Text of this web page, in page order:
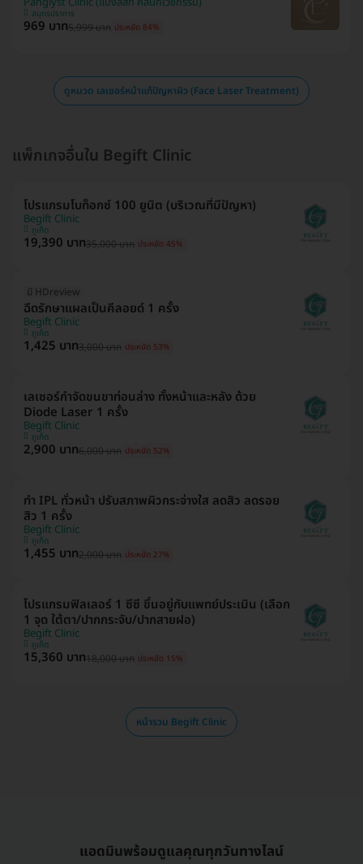
สมุทรปราการ
969 บาท5,999 บาท ประหยัด 84%
ดูหมวด เลเซอร์หน้าแก้ปัญหาผิว (Face Laser Treatment)
แพ็กเกจอื่นใน Begift Clinic
โปรแกรมโบท็อกซ์ 100 ยูนิต (บริเวณที่มีปัญหา)
Begift Clinic
ภูเก็ต
19,390 บาท35,000 บาท ประหยัด 45%
มี HDreview
ฉีดรักษาแผลเป็นคีลอยด์ 1 ครั้ง
Begift Clinic
ภูเก็ต
1,425 บาท3,000 บาท ประหยัด 53%
เลเซอร์กำจัดขนขาท่อนล่าง ทั้งหน้าและหลัง ด้วย
Diode Laser 1 ครั้ง
Begift Clinic
ภูเก็ต
2,900 บาท6,000 บาท ประหยัด 52%
ทำ IPL ทั่วหน้า ปรับสภาพผิวกระจ่างใส ลดสิว ลดรอย
สิว 1 ครั้ง
Begift Clinic
ภูเก็ต
1,455 บาท2,000 บาท ประหยัด 27%
โปรแกรมฟิลเลอร์ 1 ซีซี ขึ้นอยู่กับแพทย์ประเมิน (เลือก
1 จุด ใต้ตา/ปากกระจับ/ปากสายฝอ)
Begift Clinic
ภูเก็ต
15,360 บาท18,000 บาท ประหยัด 15%
หน้ารวม Begift Clinic
แอดมินพร้อมดูแลคุณทุกวันทางไลน์